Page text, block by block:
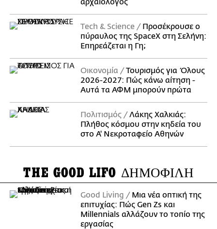
αρχαιολόγος
Τech & Science
Προσέκρουσε ο
πύραυλος της SpaceX στη Σελήνη:
Επηρεάζεται η Γη;
Οικονομία
Τουρισμός για Όλους
2026-2027: Πώς κάνω αίτηση -
Αυτά τα ΑΦΜ μπορούν πρώτα
Πολιτισμός
Λάκης Χαλκιάς:
Πλήθος κόσμου στην κηδεία του
στο Α' Νεκροταφείο Αθηνών
THE GOOD LIFO ΔΗΜΟΦΙΛΗ
Good Living
Μια νέα οπτική της
επιτυχίας: Πώς Gen Zs και
Millennials αλλάζουν το τοπίο της
εργασίας